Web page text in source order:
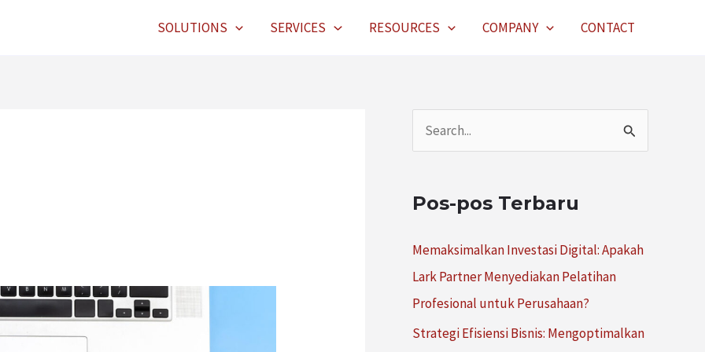
SOLUTIONS SERVICES RESOURCES COMPANY CONTACT
i
u
n
t
Pos-pos Terbaru
Memaksimalkan Investasi Digital: Apakah
Lark Partner Menyediakan Pelatihan
Profesional untuk Perusahaan?
Strategi Efisiensi Bisnis: Mengoptimalkan